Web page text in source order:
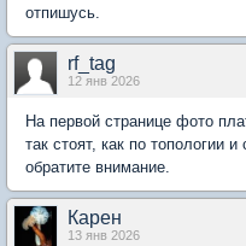
отпишусь.
rf_tag
12 янв 2026
На первой странице фото
так стоят, как по топологии
обратите внимание.
Карен
13 янв 2026